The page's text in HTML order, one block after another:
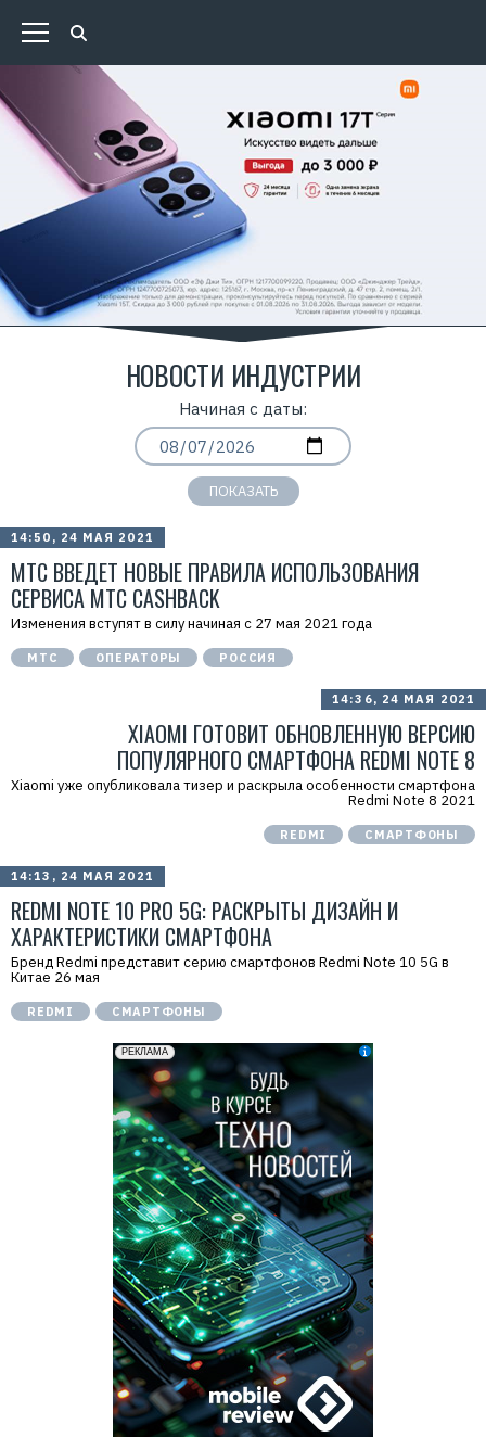
НОВОСТИ ИНДУСТРИИ
Начиная с даты:
ПОКАЗАТЬ
14:50, 24 МАЯ 2021
МТС ВВЕДЕТ НОВЫЕ ПРАВИЛА ИСПОЛЬЗОВАНИЯ
СЕРВИСА МТС CASHBACK
Изменения вступят в силу начиная с 27 мая 2021 года
МТС ОПЕРАТОРЫ РОССИЯ
14:36, 24 МАЯ 2021
XIAOMI ГОТОВИТ ОБНОВЛЕННУЮ ВЕРСИЮ
ПОПУЛЯРНОГО СМАРТФОНА REDMI NOTE 8
Xiaomi уже опубликовала тизер и раскрыла особенности смартфона
Redmi Note 8 2021
REDMI СМАРТФОНЫ
14:13, 24 МАЯ 2021
REDMI NOTE 10 PRO 5G: РАСКРЫТЫ ДИЗАЙН И
ХАРАКТЕРИСТИКИ СМАРТФОНА
Бренд Redmi представит серию смартфонов Redmi Note 10 5G в
Китае 26 мая
REDMI СМАРТФОНЫ